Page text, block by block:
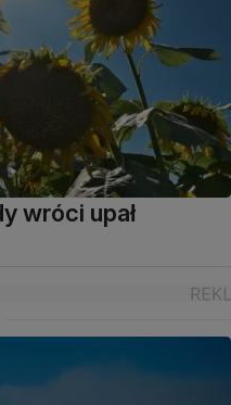
wróci upał